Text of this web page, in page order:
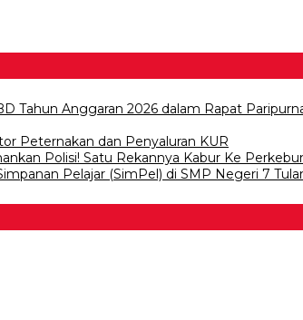
Tahun Anggaran 2026 dalam Rapat
Peternakan dan Penyaluran KUR
Polisi! Satu Rekannya Kabur Ke
Pelajar (SimPel) di SMP Negeri 7